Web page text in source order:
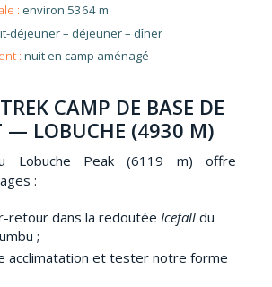
environ 5364 m
déjeuner – déjeuner – dîner
: nuit en camp aménagé
CAMP DE BASE DE
— LOBUCHE (4930 M)
Lobuche Peak (6119 m) offre
:
retour dans la redoutée Icefall du
;
acclimatation et tester notre forme